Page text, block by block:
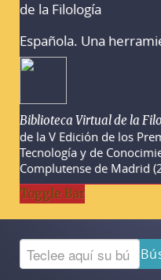
de la Filología
Española. Una
Biblioteca Virtual de la
de la V Edición de los
Tecnología y de
Complutense de Madrid
Toggle Bar